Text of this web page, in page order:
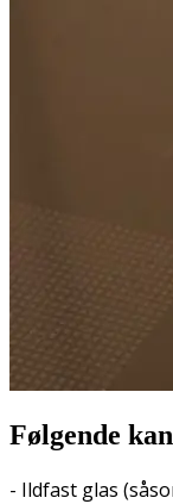
Følgende
- Ildfast glas